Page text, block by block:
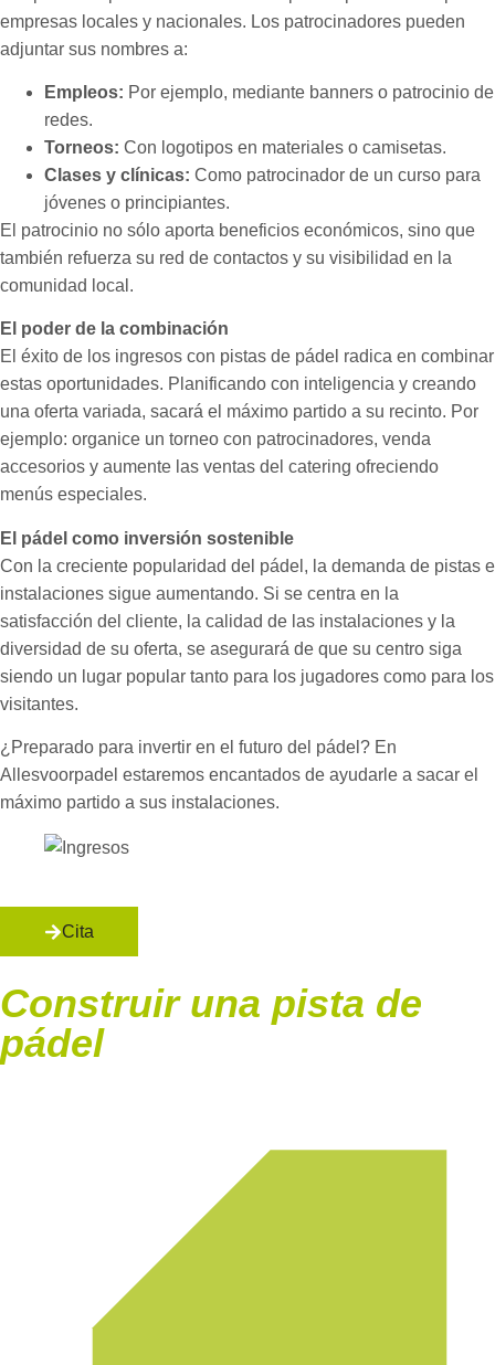
empresas locales y nacionales. Los patrocinadores pueden
adjuntar sus nombres a:
Empleos: Por ejemplo, mediante banners o patrocinio de
redes.
Torneos: Con logotipos en materiales o camisetas.
Clases y clínicas: Como patrocinador de un curso para
jóvenes o principiantes.
El patrocinio no sólo aporta beneficios económicos, sino que
también refuerza su red de contactos y su visibilidad en la
comunidad local.
El poder de la combinación
El éxito de los ingresos con pistas de pádel radica en combinar
estas oportunidades. Planificando con inteligencia y creando
una oferta variada, sacará el máximo partido a su recinto. Por
ejemplo: organice un torneo con patrocinadores, venda
accesorios y aumente las ventas del catering ofreciendo
menús especiales.
El pádel como inversión sostenible
Con la creciente popularidad del pádel, la demanda de pistas e
instalaciones sigue aumentando. Si se centra en la
satisfacción del cliente, la calidad de las instalaciones y la
diversidad de su oferta, se asegurará de que su centro siga
siendo un lugar popular tanto para los jugadores como para los
visitantes.
¿Preparado para invertir en el futuro del pádel? En
Allesvoorpadel estaremos encantados de ayudarle a sacar el
máximo partido a sus instalaciones.
Cita
Construir una pista de
pádel